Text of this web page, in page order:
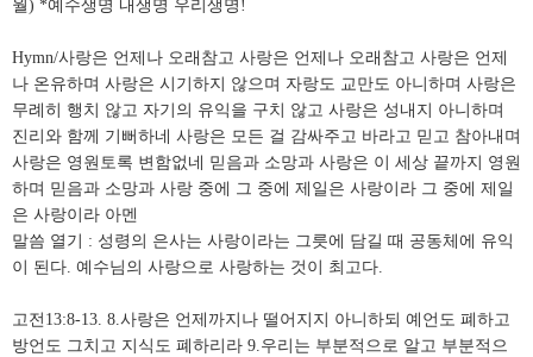
월) *예수생명 내생명 우리생명!
Hymn/사랑은 언제나 오래참고 사랑은 언제나 오래참고 사랑은 언제
나 온유하며 사랑은 시기하지 않으며 자랑도 교만도 아니하며 사랑은
무례히 행치 않고 자기의 유익을 구치 않고 사랑은 성내지 아니하며
진리와 함께 기뻐하네 사랑은 모든 걸 감싸주고 바라고 믿고 참아내며
사랑은 영원토록 변함없네 믿음과 소망과 사랑은 이 세상 끝까지 영원
하며 믿음과 소망과 사랑 중에 그 중에 제일은 사랑이라 그 중에 제일
은 사랑이라 아멘
말씀 열기 : 성령의 은사는 사랑이라는 그릇에 담길 때 공동체에 유익
이 된다. 예수님의 사랑으로 사랑하는 것이 최고다.
고전13:8-13. 8.사랑은 언제까지나 떨어지지 아니하되 예언도 폐하고
방언도 그치고 지식도 폐하리라 9.우리는 부분적으로 알고 부분적으